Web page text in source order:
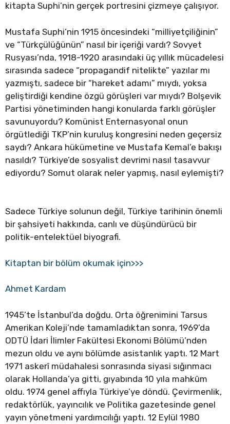
kitapta Suphi’nin gerçek portresini çizmeye çalışıyor.
Mustafa Suphi’nin 1915 öncesindeki “milliyetçiliğinin”
ve “Türkçülüğünün” nasıl bir içeriği vardı? Sovyet
Rusyası’nda, 1918-1920 arasındaki üç yıllık mücadelesi
sırasında sadece “propagandif nitelikte” yazılar mı
yazmıştı, sadece bir “hareket adamı” mıydı, yoksa
geliştirdiği kendine özgü görüşleri var mıydı? Bolşevik
Partisi yönetiminden hangi konularda farklı görüşler
savunuyordu? Komünist Enternasyonal onun
örgütlediği TKP’nin kuruluş kongresini neden geçersiz
saydı? Ankara hükümetine ve Mustafa Kemal’e bakışı
nasıldı? Türkiye’de sosyalist devrimi nasıl tasavvur
ediyordu? Somut olarak neler yapmış, nasıl eylemişti?
Sadece Türkiye solunun değil, Türkiye tarihinin önemli
bir şahsiyeti hakkında, canlı ve düşündürücü bir
politik-entelektüel biyografi.
Kitaptan bir bölüm okumak için>>>
Ahmet Kardam
1945’te İstanbul’da doğdu. Orta öğrenimini Tarsus
Amerikan Koleji’nde tamamladıktan sonra, 1969’da
ODTÜ İdari İlimler Fakültesi Ekonomi Bölümü’nden
mezun oldu ve aynı bölümde asistanlık yaptı. 12 Mart
1971 askerî müdahalesi sonrasında siyasi sığınmacı
olarak Hollanda’ya gitti, gıyabında 10 yıla mahkûm
oldu. 1974 genel affıyla Türkiye’ye döndü. Çevirmenlik,
redaktörlük, yayıncılık ve Politika gazetesinde genel
yayın yönetmeni yardımcılığı yaptı. 12 Eylül 1980